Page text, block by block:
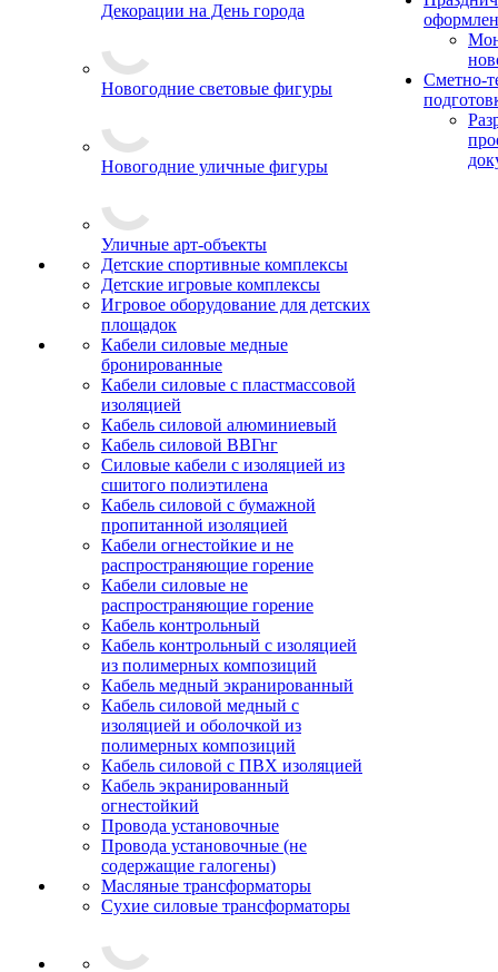
Декорации на День города
Новогодние световые фигуры
Новогодние уличные фигуры
Уличные арт-объекты
Детские спортивные комплексы
Детские игровые комплексы
Игровое оборудование для детских
площадок
Кабели силовые медные
бронированные
Кабели силовые с пластмассовой
изоляцией
Кабель силовой алюминиевый
Кабель силовой ВВГнг
Силовые кабели с изоляцией из
сшитого полиэтилена
Кабель силовой с бумажной
пропитанной изоляцией
Кабели огнестойкие и не
распространяющие горение
Кабели силовые не
распространяющие горение
Кабель контрольный
Кабель контрольный с изоляцией
из полимерных композиций
Кабель медный экранированный
Кабель силовой медный с
изоляцией и оболочкой из
полимерных композиций
Кабель силовой с ПВХ изоляцией
Кабель экранированный
огнестойкий
Провода установочные
Провода установочные (не
содержащие галогены)
Масляные трансформаторы
Сухие силовые трансформаторы
Сметно-